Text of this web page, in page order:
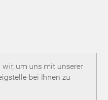
um uns mit unserer
bei Ihnen zu